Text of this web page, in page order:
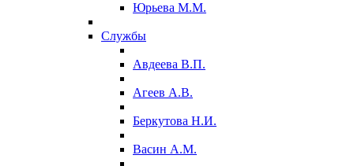
Юрьева М.М.
Службы
Авдеева В.П.
Агеев А.В.
Беркутова Н.И.
Васин А.М.